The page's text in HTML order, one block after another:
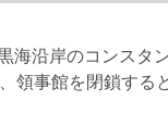
海沿岸のコンスタ
領事館を閉鎖する